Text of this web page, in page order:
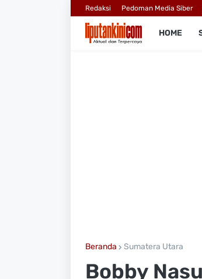
Redaksi Pedoman Media Siber
HOME
Beranda Sumatera Utara
Bobby